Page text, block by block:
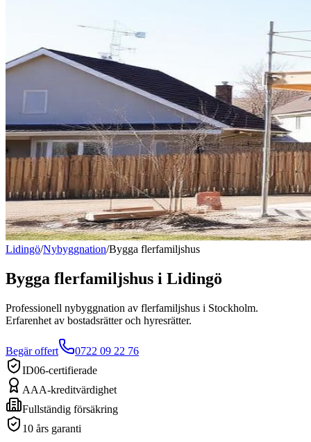
Lidingö/Nybyggnation/Bygga flerfamiljshus
Bygga flerfamiljshus i Lidingö
Professionell nybyggnation av flerfamiljshus i Stockholm.
Erfarenhet av bostadsrätter och hyresrätter.
Begär offert
0722 09 22 76
ID06-certifierade
AAA-kreditvärdighet
Fullständig försäkring
10 års garanti